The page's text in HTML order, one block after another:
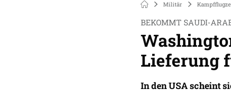
Militär
BEKOMMT SAUDI-
Lieferung
In den USA scheint